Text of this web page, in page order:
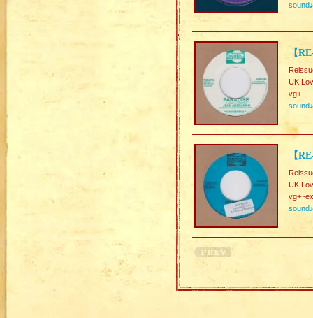
sound♪
【
UK
vg+
sound♪
【
UK
sound♪